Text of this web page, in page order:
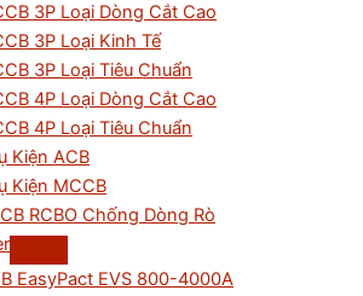
3P Loại Dòng Cắt Cao
3P Loại Kinh Tế
3P Loại Tiêu Chuẩn
4P Loại Dòng Cắt Cao
4P Loại Tiêu Chuẩn
Kiện ACB
Kiện MCCB
RCBO Chống Dòng Rò
EasyPact EVS 800-4000A